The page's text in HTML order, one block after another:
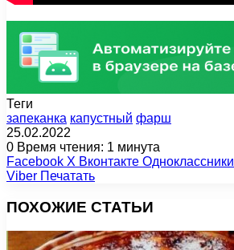
Теги
запеканка капустный фарш
25.02.2022
0 Время чтения: 1 минута
Facebook X Вконтакте Одноклассники
Viber Печатать
ПОХОЖИЕ СТАТЬИ